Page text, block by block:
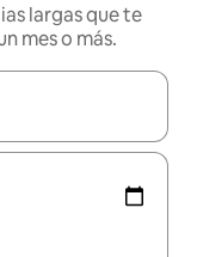
largas que te
mes o más.
podrás navegar